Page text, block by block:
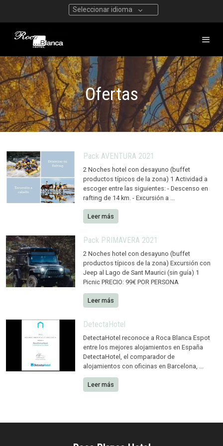
Seleccionar idioma
Ofertas
Pack AVENTURA 2021
2 Noches hotel con desayuno (buffet
productos típicos de la zona) 1 Actividad a
escoger entre las siguientes: - Descenso en
rafting de 14 km. - Excursión a ...
Leer más
Pack PRIMAVERA 2021
2 Noches hotel con desayuno (buffet
productos típicos de la zona) Excursión con
Jeep al Lago de Sant Maurici (sin guía) 1
Picnic PRECIO: 99€ POR PERSONA
Leer más
DetectaHotel
DetectaHotel reconoce a Roca Blanca Espot
entre los mejores alojamientos en España
DetectaHotel, el comparador de
alojamientos con oficinas en Barcelona, ...
Leer más